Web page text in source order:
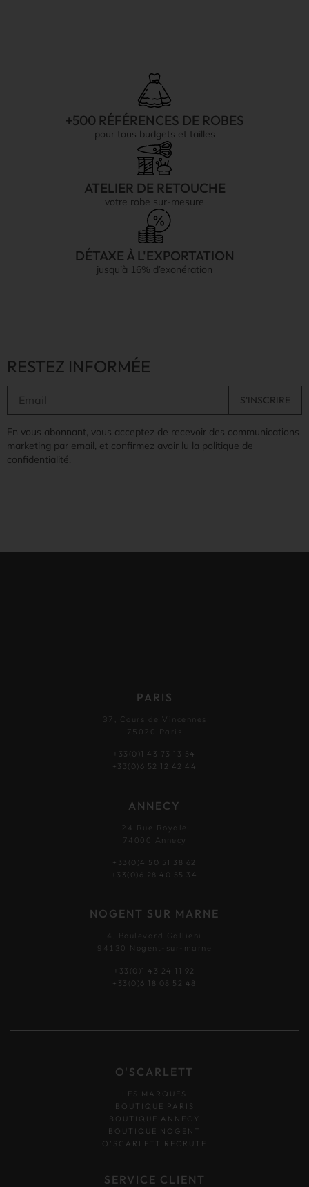
+500 RÉFÉRENCES DE ROBES
pour tous budgets et tailles
ATELIER DE RETOUCHE
votre robe sur-mesure
DÉTAXE À L'EXPORTATION
jusqu’à 16% d’exonération
RESTEZ INFORMÉE
En vous abonnant, vous acceptez de recevoir des communications
marketing par email, et confirmez avoir lu la politique de
confidentialité.
PARIS
37, Cours de Vincennes
75020 Paris
+33(0)1 43 73 13 54
+33(0)6 52 12 42 44
ANNECY
24 Rue Royale
74000 Annecy
+33(0)4 50 51 38 62
+33(0)6 28 40 55 34
NOGENT SUR MARNE
4, Boulevard Gallieni
94130 Nogent-sur-marne
+33(0)1 43 24 11 92
+33(0)6 18 08 52 48
O'SCARLETT
LES MARQUES
BOUTIQUE PARIS
BOUTIQUE ANNECY
BOUTIQUE NOGENT
O’SCARLETT RECRUTE
SERVICE CLIENT